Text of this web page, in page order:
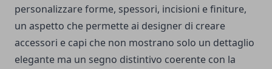
personalizzare forme, spessori, incisioni e finiture,
un aspetto che permette ai designer di creare
accessori e capi che non mostrano solo un dettaglio
elegante ma un segno distintivo coerente con la